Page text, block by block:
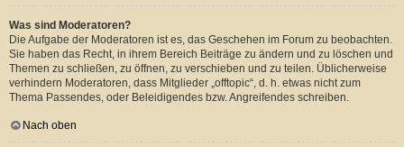
Was sind Moderatoren?
Die Aufgabe der Moderatoren ist es, das Geschehen im Forum zu beobachten.
Sie haben das Recht, in ihrem Bereich Beiträge zu ändern und zu löschen und
Themen zu schließen, zu öffnen, zu verschieben und zu teilen. Üblicherweise
verhindern Moderatoren, dass Mitglieder „offtopic“, d. h. etwas nicht zum
Thema Passendes, oder Beleidigendes bzw. Angreifendes schreiben.
Nach oben